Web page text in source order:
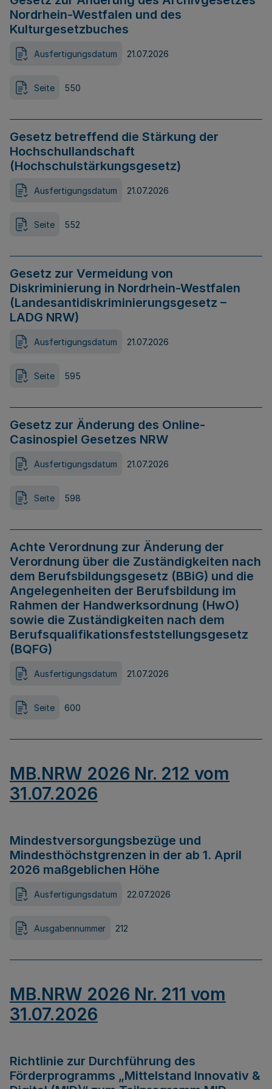
Nordrhein-Westfalen und des
Kulturgesetzbuches
Ausfertigungsdatum 21.07.2026
Seite 550
Gesetz betreffend die Stärkung der
Hochschullandschaft
(Hochschulstärkungsgesetz)
Ausfertigungsdatum 21.07.2026
Seite 552
Gesetz zur Vermeidung von
Diskriminierung in Nordrhein-Westfalen
(Landesantidiskriminierungsgesetz –
LADG NRW)
Ausfertigungsdatum 21.07.2026
Seite 595
Gesetz zur Änderung des Online-
Casinospiel Gesetzes NRW
Ausfertigungsdatum 21.07.2026
Seite 598
Achte Verordnung zur Änderung der
Verordnung über die Zuständigkeiten nach
dem Berufsbildungsgesetz (BBiG) und die
Angelegenheiten der Berufsbildung im
Rahmen der Handwerksordnung (HwO)
sowie die Zuständigkeiten nach dem
Berufsqualifikationsfeststellungsgesetz
(BQFG)
Ausfertigungsdatum 21.07.2026
Seite 600
MB.NRW 2026 Nr. 212 vom
31.07.2026
Mindestversorgungsbezüge und
Mindesthöchstgrenzen in der ab 1. April
2026 maßgeblichen Höhe
Ausfertigungsdatum 22.07.2026
Ausgabennummer 212
MB.NRW 2026 Nr. 211 vom
31.07.2026
Richtlinie zur Durchführung des
Förderprogramms „Mittelstand Innovativ &